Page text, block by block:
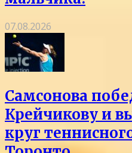
07.08.2026
Самсонова
Крейчикову и
круг